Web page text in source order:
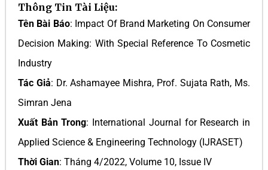
Thông Tin Tài Liệu:
Tên Bài Báo: Impact Of Brand Marketing On Consumer
Decision Making: With Special Reference To Cosmetic
Industry
Tác Giả: Dr. Ashamayee Mishra, Prof. Sujata Rath, Ms.
Simran Jena
Xuất Bản Trong: International Journal for Research in
Applied Science & Engineering Technology (IJRASET)
Thời Gian: Tháng 4/2022, Volume 10, Issue IV